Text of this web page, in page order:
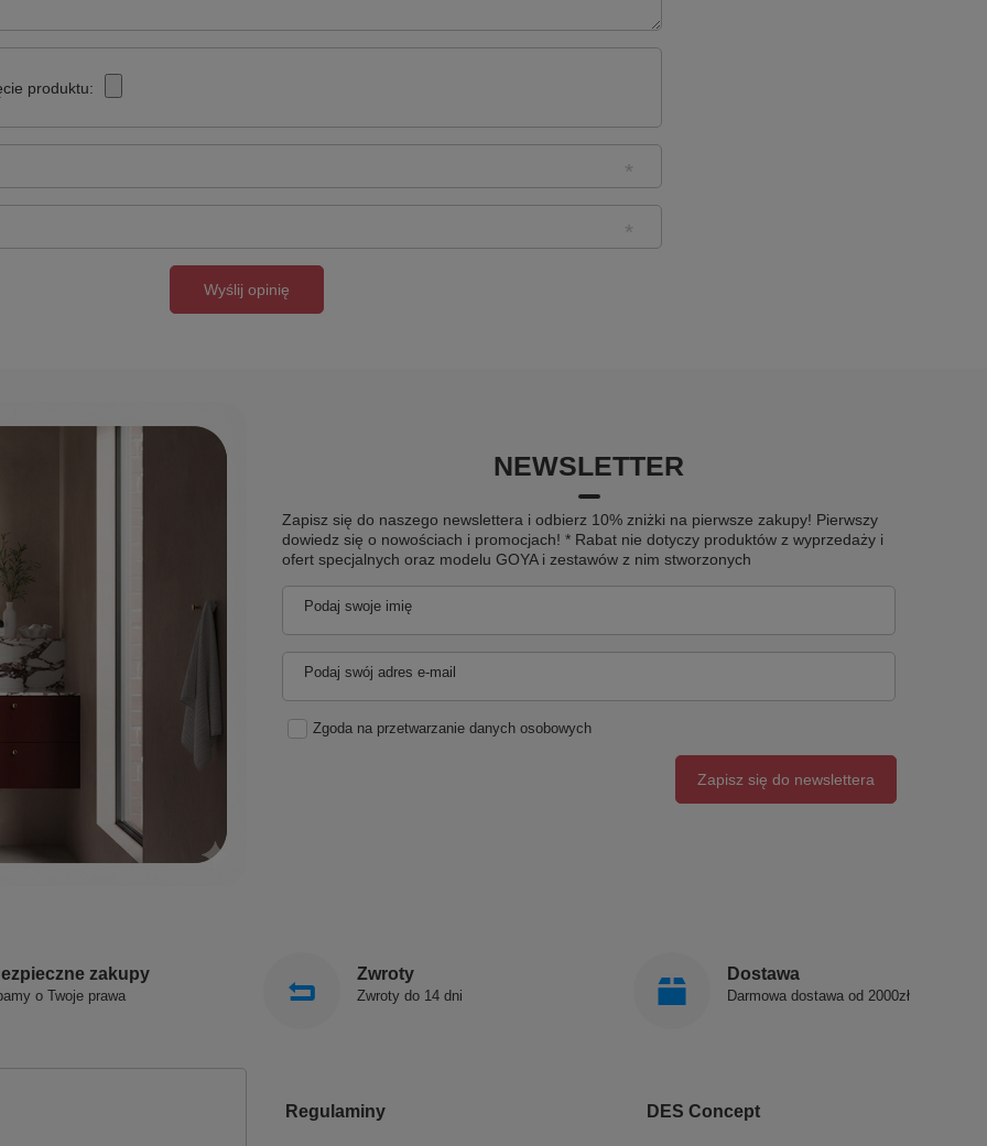
produktu:
Wyślij opinię
NEWSLETTER
Zapisz się do naszego newslettera i odbierz 10% zniżki na pierwsze zakupy! Pierwszy
dowiedz się o nowościach i promocjach! * Rabat nie dotyczy produktów z wyprzedaży i
ofert specjalnych oraz modelu GOYA i zestawów z nim stworzonych
Podaj swoje imię
Podaj swój adres e-mail
Zgoda na przetwarzanie danych osobowych
Zapisz się do newslettera
zakupy
o Twoje prawa
Zwroty
Zwroty do 14 dni
Dostawa
Darmowa dostawa od 2000zł
Regulaminy DES Concept